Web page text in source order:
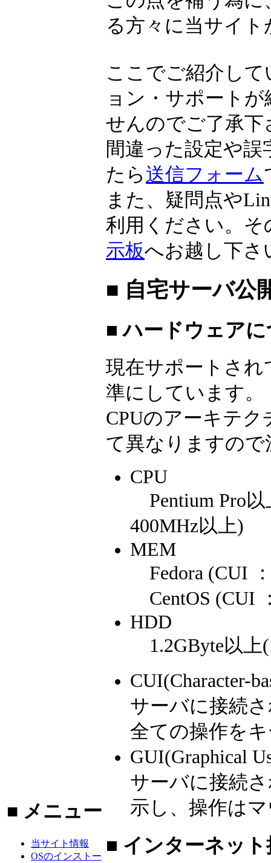
■ メニュー
当サイト情報
OSのインストー
る方々に当サイ
ここでご紹介し
ョン・サポート
せんのでご了承下
間違った設定や
たら 送信フォーム
また、疑問点や
利用ください。
示板へお越し下さ
■ 自宅サーバ公
■ ハードウェア
現在サポートさ
準にしています。
CPUのアーキテ
て異なりますの
CPU
Pentium Pro以
400MHz以上)
MEM
Fedora (CUI
CentOS (CUI
HDD
1.2GByte以上
CUI(Character-
サーバに接続
全ての操作を
GUI(Graphical
サーバに接続
示し、操作は
■ インターネッ